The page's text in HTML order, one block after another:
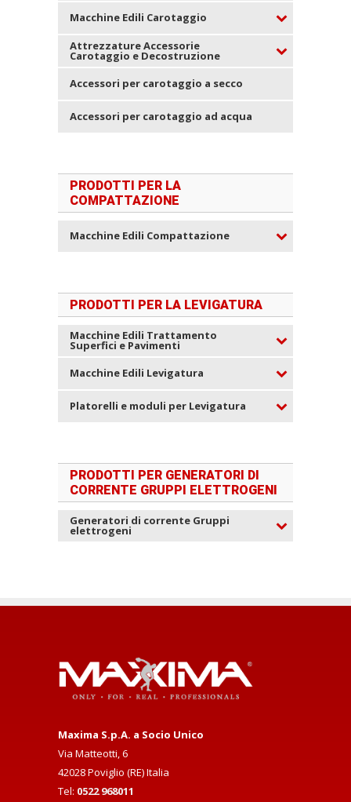
Macchine Edili Carotaggio
Attrezzature Accessorie
Carotaggio e Decostruzione
Accessori per carotaggio a secco
Accessori per carotaggio ad acqua
PRODOTTI PER LA
COMPATTAZIONE
Macchine Edili Compattazione
PRODOTTI PER LA LEVIGATURA
Macchine Edili Trattamento
Superfici e Pavimenti
Macchine Edili Levigatura
Platorelli e moduli per Levigatura
PRODOTTI PER GENERATORI DI
CORRENTE GRUPPI ELETTROGENI
Generatori di corrente Gruppi
elettrogeni
Maxima S.p.A. a Socio Unico
Via Matteotti, 6
42028 Poviglio (RE) Italia
Tel: 0522 968011